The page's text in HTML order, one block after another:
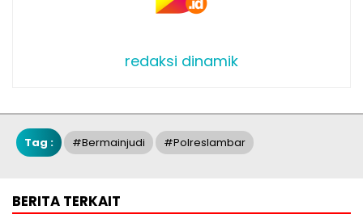
redaksi dinamik
Tag : #bermainjudi #polreslambar
BERITA TERKAIT